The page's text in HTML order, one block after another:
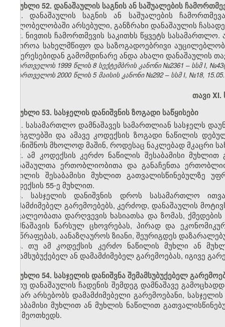
მუხლი 52. დანაშაულის საგნის ან საშუალების
1. დანაშაულის საგნის ან საშუალების
მფლობელობაში არსებული, განზრახი დანაშაულის
2. ნივთის ჩამორთმევის საკითხს წყვეტს
საჭიროა სახელმწიფო და საზოგადოებრივი
ინტერესებიდან გამომდინარე ანდა ახალი დანაშაულის
საქართველოს 1999 წლის 8 სექტემბრის კანონი №2361 – სსმ I,
საქართველოს 2000 წლის 5 მაისის კანონი №292 – სსმ I, №18,
თავი XI.
მუხლი 53. სასჯელის დანიშვნის ზოგადი საწყისები
1. სასამართლო დამნაშავეს სამართლიან სასჯელს
ფარგლებში და ამავე კოდექსის ზოგადი ნაწილის
დაინიშნოს მხოლოდ მაშინ, როდესაც ნაკლებად მკაცრი
2. ამ კოდექსის კერძო ნაწილის შესაბამისი
დანაშაულთა ერთობლიობითა და განაჩენთა
ნაწილის შესაბამისი მუხლით გათვალისწინებულზე
კოდექსის 55-ე მუხლით.
3. სასჯელის დანიშვნის დროს სასამართლო
დამამძიმებელ გარემოებებს, კერძოდ, დანაშაულის
მოვალეობათა დარღვევის ხასიათსა და ზომას,
დამნაშავის წარსულ ცხოვრებას, პირად და
მისწრაფებას, აანაზღაუროს ზიანი, შეურიგდეს
4. თუ ამ კოდექსის კერძო ნაწილის მუხლი ან
შემამსუბუქებელ ან დამამძიმებელ გარემოებას, იგივე
მუხლი 54. სასჯელის დანიშვნა შემამსუბუქებელ
თუ დანაშაულის ჩადენის შემდეგ დამნაშავე
და არ არსებობს დამამძიმებელი გარემოებანი,
შესაბამისი მუხლით ან მუხლის ნაწილით
სამ მეოთხედს.